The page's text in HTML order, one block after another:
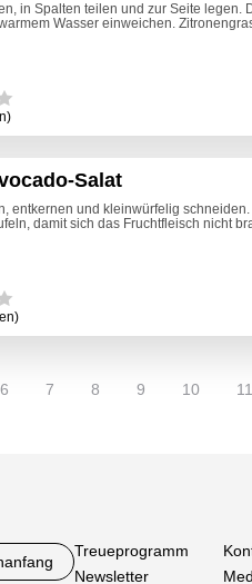
in Spalten teilen und zur Seite legen.
Wasser einweichen.
Salat
entkernen und kleinwürfelig schneiden.
damit sich das Fruchtfleisch nicht
6 7 8 9 10
Treueprogramm
Newsletter